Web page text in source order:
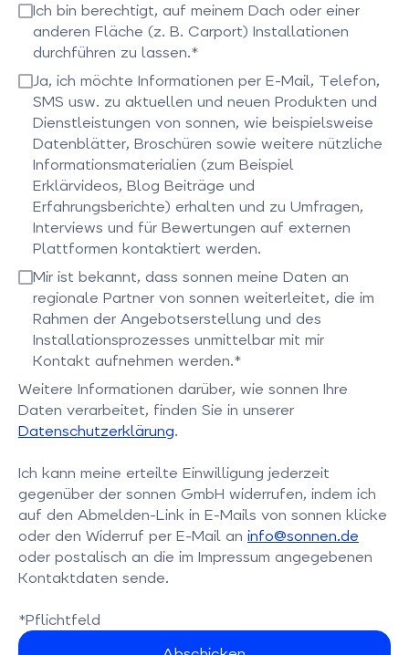
Wallboxen
auswählen
Notstrom
auswählen
Ich bin berechtigt, auf meinem Dach oder einer
anderen Fläche (z. B. Carport) Installationen
durchführen zu lassen.*
Bitte bestätigen Sie dieses Feld
Ja, ich möchte Informationen per E-Mail, Telefon,
SMS usw. zu aktuellen und neuen Produkten und
Dienstleistungen von sonnen, wie beispielsweise
Datenblätter, Broschüren sowie weitere nützliche
Informationsmaterialien (zum Beispiel
Erklärvideos, Blog Beiträge und
Erfahrungsberichte) erhalten und zu Umfragen,
Interviews und für Bewertungen auf externen
Plattformen kontaktiert werden.
Bitte bestätigen Sie dieses Feld
Mir ist bekannt, dass sonnen meine Daten an
regionale Partner von sonnen weiterleitet, die im
Rahmen der Angebotserstellung und des
Installationsprozesses unmittelbar mit mir
Kontakt aufnehmen werden.*
Bitte bestätigen Sie dieses Feld
Weitere Informationen darüber, wie sonnen Ihre
Daten verarbeitet, finden Sie in unserer
Datenschutzerklärung.
Ich kann meine erteilte Einwilligung jederzeit
gegenüber der sonnen GmbH widerrufen, indem ich
auf den Abmelden-Link in E-Mails von sonnen klicke
oder den Widerruf per E-Mail an info@sonnen.de
oder postalisch an die im Impressum angegebenen
Kontaktdaten sende.
*Pflichtfeld